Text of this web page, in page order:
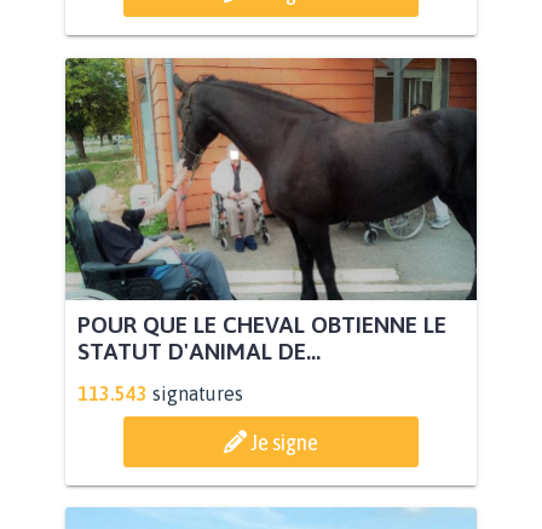
POUR QUE LE CHEVAL OBTIENNE LE
STATUT D'ANIMAL DE...
113.543 signatures
Je signe